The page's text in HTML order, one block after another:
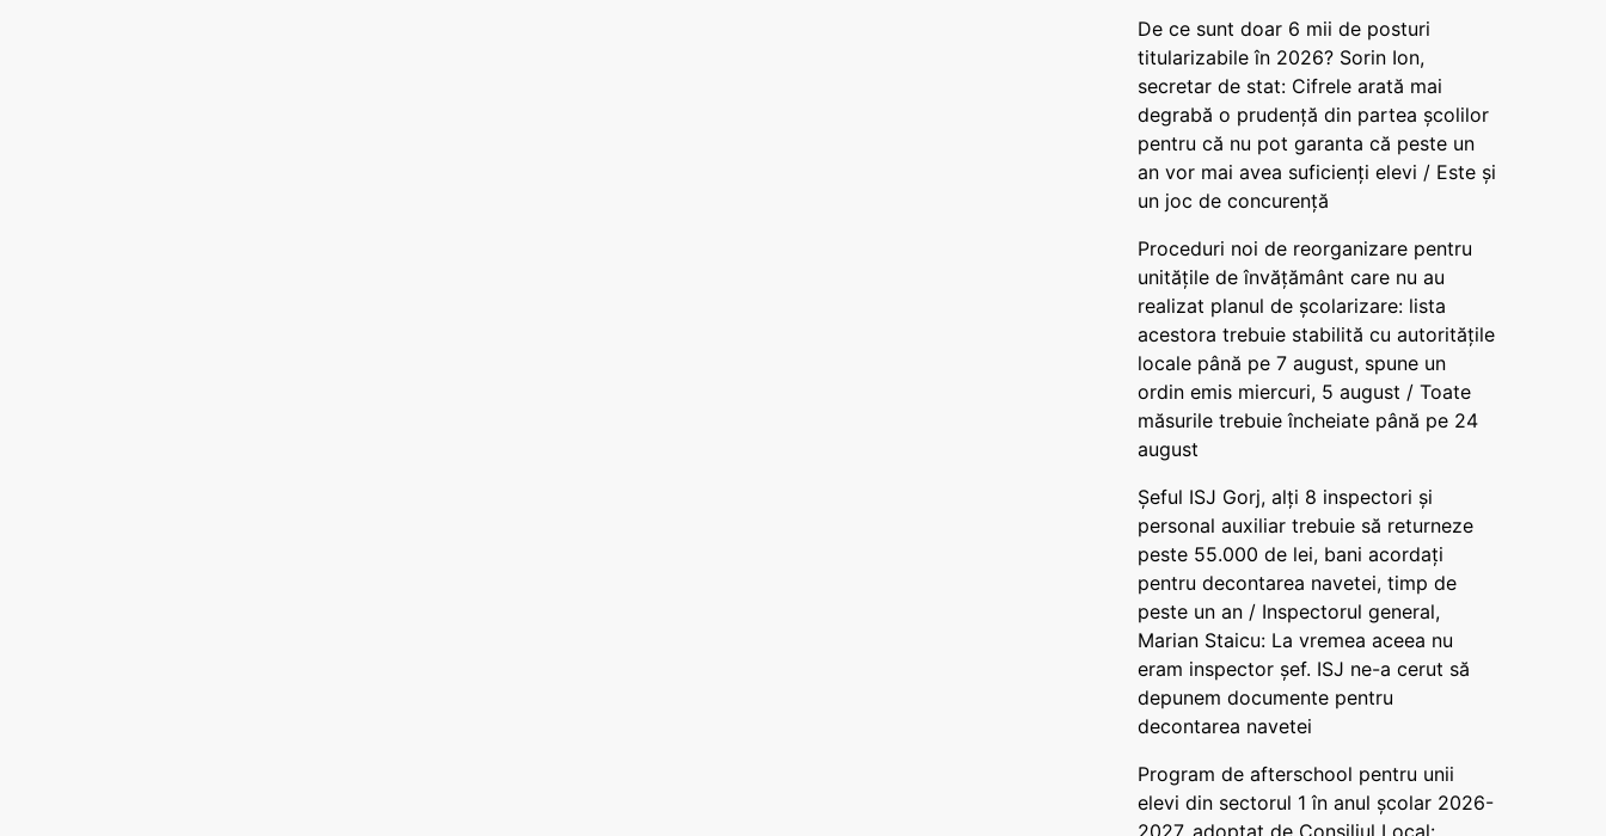
De ce sunt doar 6 mii de posturi
titularizabile în 2026? Sorin Ion,
secretar de stat: Cifrele arată mai
degrabă o prudență din partea școlilor
pentru că nu pot garanta că peste un
an vor mai avea suficienți elevi / Este și
un joc de concurență
Proceduri noi de reorganizare pentru
unitățile de învățământ care nu au
realizat planul de școlarizare: lista
acestora trebuie stabilită cu autoritățile
locale până pe 7 august, spune un
ordin emis miercuri, 5 august / Toate
măsurile trebuie încheiate până pe 24
august
Șeful ISJ Gorj, alți 8 inspectori și
personal auxiliar trebuie să returneze
peste 55.000 de lei, bani acordați
pentru decontarea navetei, timp de
peste un an / Inspectorul general,
Marian Staicu: La vremea aceea nu
eram inspector șef. ISJ ne-a cerut să
depunem documente pentru
decontarea navetei
Program de afterschool pentru unii
elevi din sectorul 1 în anul școlar 2026-
2027, adoptat de Consiliul Local: